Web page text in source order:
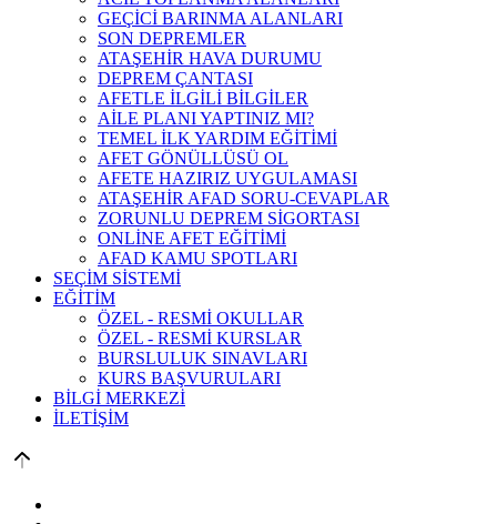
GEÇİCİ BARINMA ALANLARI
SON DEPREMLER
ATAŞEHİR HAVA DURUMU
DEPREM ÇANTASI
AFETLE İLGİLİ BİLGİLER
AİLE PLANI YAPTINIZ MI?
TEMEL İLK YARDIM EĞİTİMİ
AFET GÖNÜLLÜSÜ OL
AFETE HAZIRIZ UYGULAMASI
ATAŞEHİR AFAD SORU-CEVAPLAR
ZORUNLU DEPREM SİGORTASI
ONLİNE AFET EĞİTİMİ
AFAD KAMU SPOTLARI
SEÇİM SİSTEMİ
EĞİTİM
ÖZEL - RESMİ OKULLAR
ÖZEL - RESMİ KURSLAR
BURSLULUK SINAVLARI
KURS BAŞVURULARI
BİLGİ MERKEZİ
İLETİŞİM